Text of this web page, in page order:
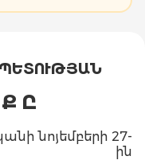
Ը
նոյեմբերի 27-
ին